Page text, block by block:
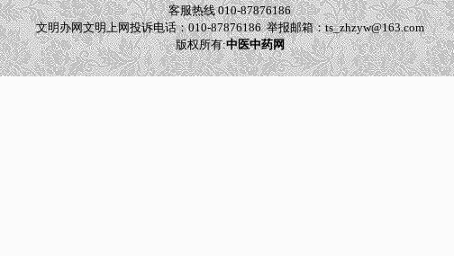
客服热线 010-87876186
文明办网文明上网投诉电话：010-87876186 举报邮箱：ts_zhzyw@163.com
版权所有:中医中药网